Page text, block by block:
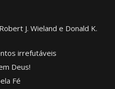
J. Wieland e Donald K.
irrefutáveis
Deus!
Fé